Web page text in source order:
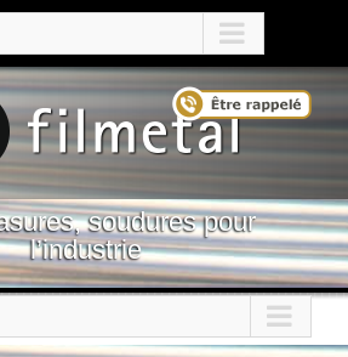
soudures pour
l’industrie